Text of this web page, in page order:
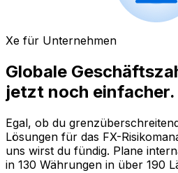
Xe für Unternehmen
Globale
jetzt noch einfacher.
Egal, ob du
Lösungen für das FX-
uns wirst du fündig. Plane
in 130 Währungen in über 190